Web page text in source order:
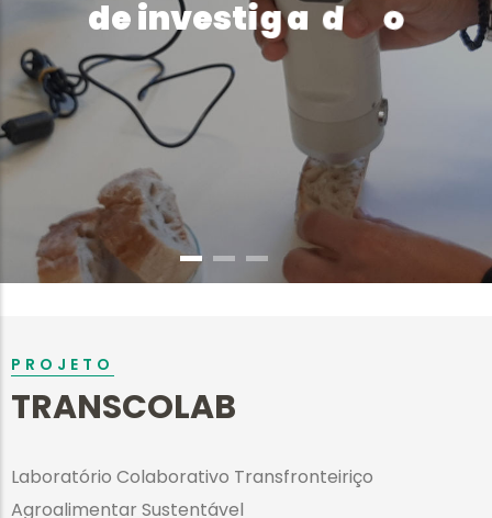
deinvestigador e
PROJETO
TRANSCOLAB
Laboratório Colaborativo Transfronteiriço
Agroalimentar Sustentável